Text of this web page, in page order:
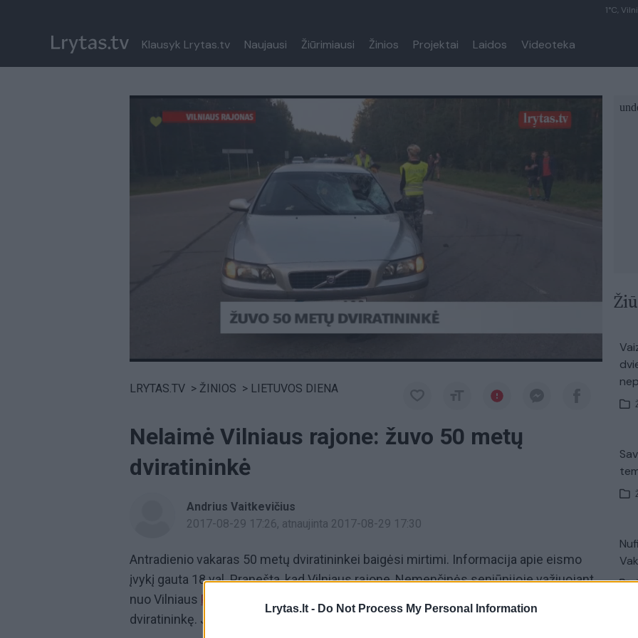
Lrytas.lt - Do Not Process My Personal Information
1°C,
Klausyk Lrytas.tv Naujausi Žiūrimiausi Žinios Projektai Laidos Videoteka
Paremkite Ukrainą
LRYTAS.TV > ŽINIOS > LIETUVOS DIENA
Nelaimė Vilniaus rajone: žuvo 50 metų
dviratininkė
Andrius Vaitkevičius
2017-08-29 17:26, atnaujinta 2017-08-29 17:30
Antradienio vakaras 50 metų dviratininkei baigėsi mirtimi. Informacija apie eismo
įvykį gauta 18 val. Pranešta, kad Vilniaus rajone, Nemenčinės seniūnijoje važiuojant
nuo Vilniaus Pabradės
dviratininkę. Ji išvažiavo iš šalutinio kelio.